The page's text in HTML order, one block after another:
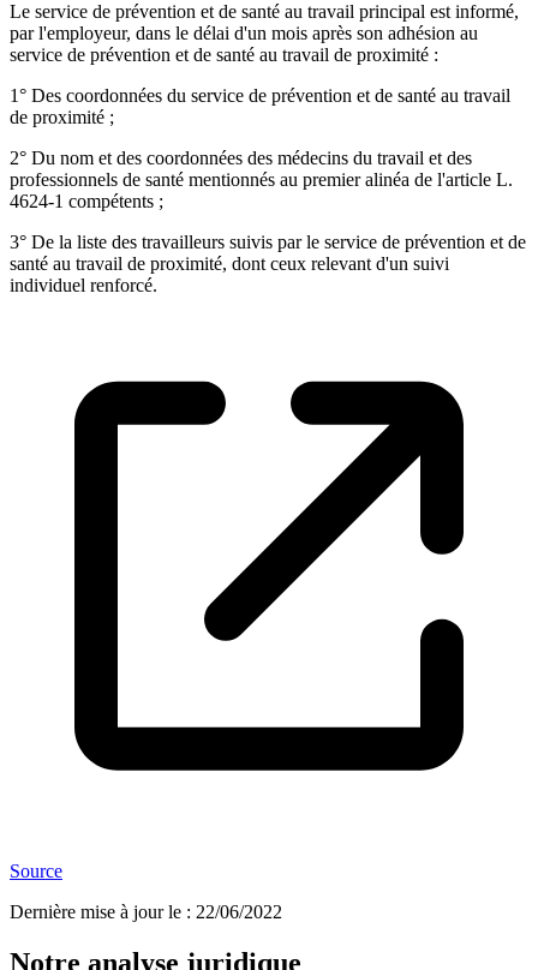
Le service de prévention et de santé au travail principal est informé,
par l'employeur, dans le délai d'un mois après son adhésion au
service de prévention et de santé au travail de proximité :
1° Des coordonnées du service de prévention et de santé au travail
de proximité ;
2° Du nom et des coordonnées des médecins du travail et des
professionnels de santé mentionnés au premier alinéa de l'article L.
4624-1 compétents ;
3° De la liste des travailleurs suivis par le service de prévention et de
santé au travail de proximité, dont ceux relevant d'un suivi
individuel renforcé.
Source
Dernière mise à jour le : 22/06/2022
Notre analyse juridique